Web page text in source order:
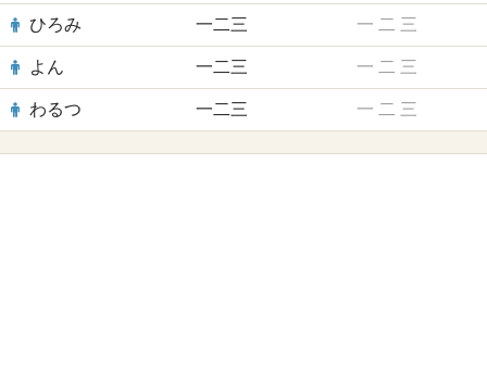
ひろみ 一二三 一 二 三
よん 一二三 一 二 三
わるつ 一二三 一 二 三